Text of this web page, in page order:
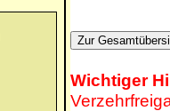
Wichtiger